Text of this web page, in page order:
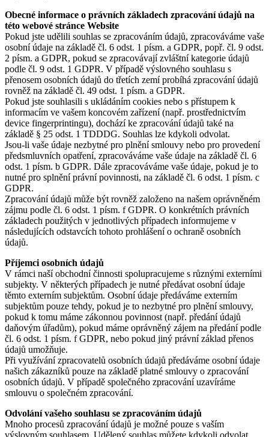
Obecné informace o právních základech zpracování údajů na
této webové stránce Website
Pokud jste udělili souhlas se zpracováním údajů, zpracováváme vaše
osobní údaje na základě čl. 6 odst. 1 písm. a GDPR, popř. čl. 9 odst.
2 písm. a GDPR, pokud se zpracovávají zvláštní kategorie údajů
podle čl. 9 odst. 1 GDPR. V případě výslovného souhlasu s
přenosem osobních údajů do třetích zemí probíhá zpracování údajů
rovněž na základě čl. 49 odst. 1 písm. a GDPR.
Pokud jste souhlasili s ukládáním cookies nebo s přístupem k
informacím ve vašem koncovém zařízení (např. prostřednictvím
device fingerprintingu), dochází ke zpracování údajů také na
základě § 25 odst. 1 TDDDG. Souhlas lze kdykoli odvolat.
Jsou-li vaše údaje nezbytné pro plnění smlouvy nebo pro provedení
předsmluvních opatření, zpracováváme vaše údaje na základě čl. 6
odst. 1 písm. b GDPR. Dále zpracováváme vaše údaje, pokud je to
nutné pro splnění právní povinnosti, na základě čl. 6 odst. 1 písm. c
GDPR.
Zpracování údajů může být rovněž založeno na našem oprávněném
zájmu podle čl. 6 odst. 1 písm. f GDPR. O konkrétních právních
základech použitých v jednotlivých případech informujeme v
následujících odstavcích tohoto prohlášení o ochraně osobních
údajů.
Příjemci osobních údajů
V rámci naší obchodní činnosti spolupracujeme s různými externími
subjekty. V některých případech je nutné předávat osobní údaje
těmto externím subjektům. Osobní údaje předáváme externím
subjektům pouze tehdy, pokud je to nezbytné pro plnění smlouvy,
pokud k tomu máme zákonnou povinnost (např. předání údajů
daňovým úřadům), pokud máme oprávněný zájem na předání podle
čl. 6 odst. 1 písm. f GDPR, nebo pokud jiný právní základ přenos
údajů umožňuje.
Při využívání zpracovatelů osobních údajů předáváme osobní údaje
našich zákazníků pouze na základě platné smlouvy o zpracování
osobních údajů. V případě společného zpracování uzavíráme
smlouvu o společném zpracování.
Odvolání vašeho souhlasu se zpracováním údajů
Mnoho procesů zpracování údajů je možné pouze s vaším
výslovným souhlasem. Udělený souhlas můžete kdykoli odvolat.